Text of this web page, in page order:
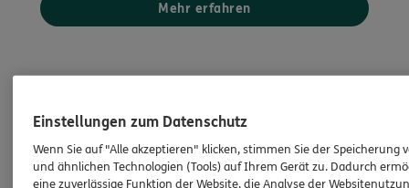
Mehr erfahren
Einstellungen zum Datenschutz
Wenn Sie auf "Alle akzeptieren" klicken, stimmen Sie der Speicherung
und ähnlichen Technologien (Tools) auf Ihrem Gerät zu. Dadurch
eine zuverlässige Funktion der Website, die Analyse der